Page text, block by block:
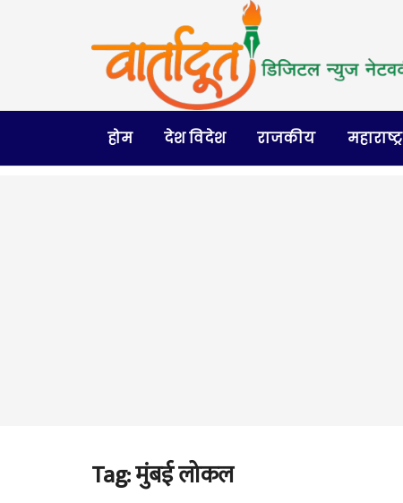
होम देश विदेश राजकीय महाराष्ट्र
Tag:मुंबई लोकल